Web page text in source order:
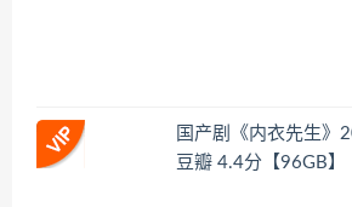
国产剧《内衣先生》
豆瓣 4.4分【96GB】